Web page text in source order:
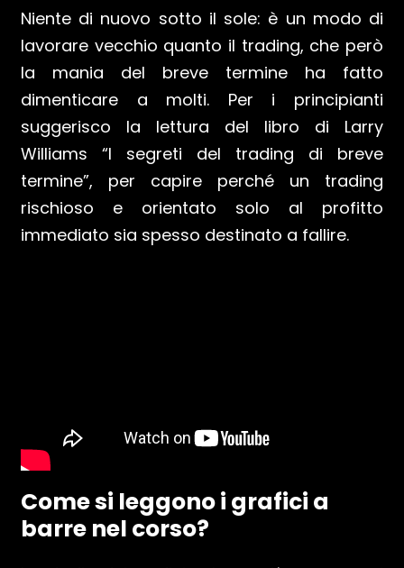
Niente di nuovo sotto il sole: è un modo di
lavorare vecchio quanto il trading, che però
la mania del breve termine ha fatto
dimenticare a molti. Per i principianti
suggerisco la lettura del libro di Larry
Williams “I segreti del trading di breve
termine”, per capire perché un trading
rischioso e orientato solo al profitto
immediato sia spesso destinato a fallire.
Come si leggono i grafici a
barre nel corso?